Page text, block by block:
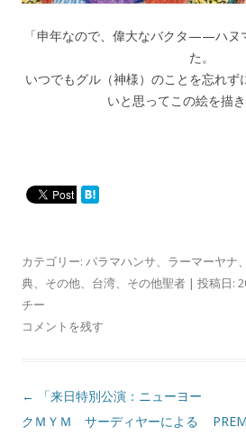
「申年なので、偉大なバクタ——ハヌ
た。
いつでもグル（神様）のことを忘れず
いと思ってこの絵を描き
カテゴリー: パラマハンサ ラーマーヤナ
典
その他 台湾 その他聖者 | 投稿日:
チー
コメントを残す
投
稿
←
「来日特別公演：ニューヨー
クＭＹＭ サーディヤーによる